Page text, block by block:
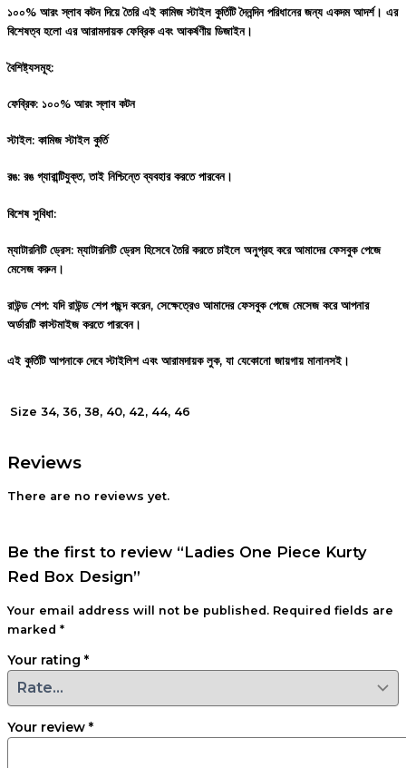
১০০% আরং স্লাব কটন দিয়ে তৈরি এই কামিজ স্টাইল কুর্তিটি দৈনন্দিন পরিধানের জন্য একদম আদর্শ। এর
বিশেষত্ব হলো এর আরামদায়ক ফেব্রিক এবং আকর্ষণীয় ডিজাইন।
বৈশিষ্ট্যসমূহ:
ফেব্রিক: ১০০% আরং স্লাব কটন
স্টাইল: কামিজ স্টাইল কুর্তি
রঙ: রঙ গ্যারান্টিযুক্ত, তাই নিশ্চিন্তে ব্যবহার করতে পারবেন।
বিশেষ সুবিধা:
ম্যাটারনিটি ড্রেস: ম্যাটারনিটি ড্রেস হিসেবে তৈরি করতে চাইলে অনুগ্রহ করে আমাদের ফেসবুক পেজে
মেসেজ করুন।
রাউন্ড শেপ: যদি রাউন্ড শেপ পছন্দ করেন, সেক্ষেত্রেও আমাদের ফেসবুক পেজে মেসেজ করে আপনার
অর্ডারটি কাস্টমাইজ করতে পারবেন।
এই কুর্তিটি আপনাকে দেবে স্টাইলিশ এবং আরামদায়ক লুক, যা যেকোনো জায়গায় মানানসই।
Size 34, 36, 38, 40, 42, 44, 46
Reviews
There are no reviews yet.
Be the first to review “Ladies One Piece Kurty
Red Box Design”
Your email address will not be published. Required fields are
marked *
Your rating *
Your review *